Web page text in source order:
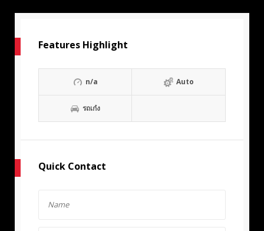
Features Highlight
n/a Auto
รถเก๋ง
Quick Contact